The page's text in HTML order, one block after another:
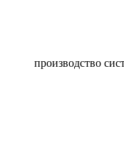
производство